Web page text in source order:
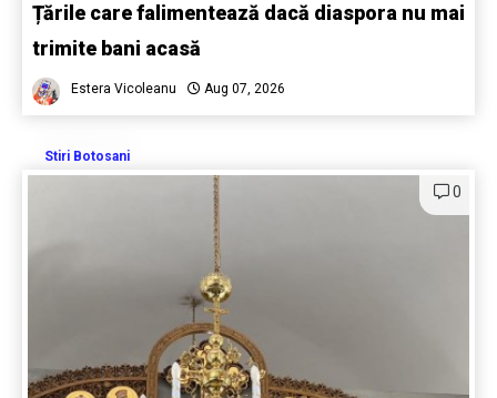
Țările care falimentează dacă diaspora nu mai
trimite bani acasă
Estera Vicoleanu Aug 07, 2026
Stiri Botosani
0